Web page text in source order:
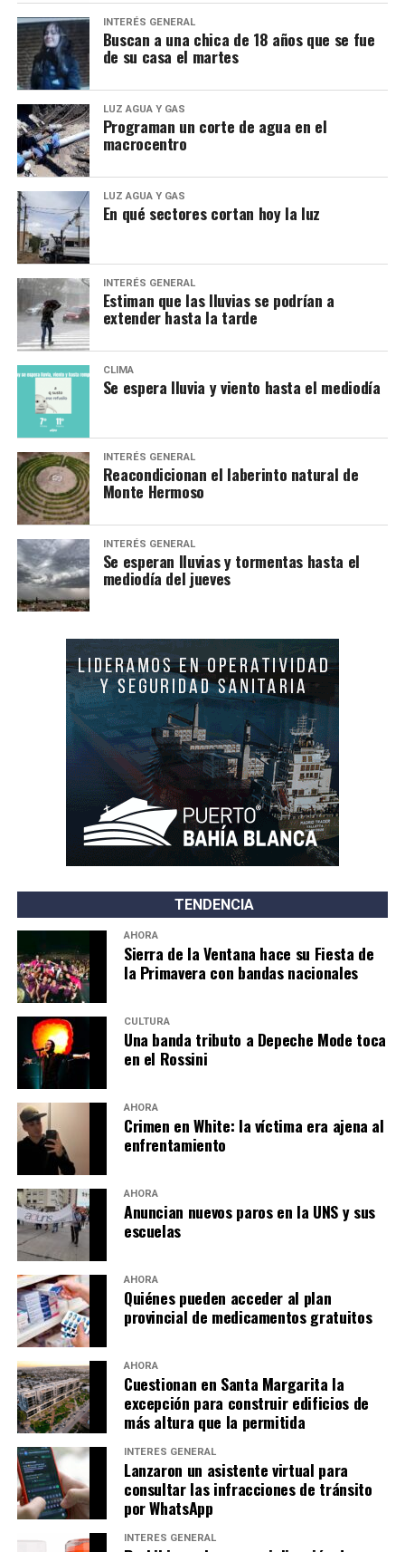
INTERÉS GENERAL
Buscan a una chica de 18 años que se fue
de su casa el martes
LUZ AGUA Y GAS
Programan un corte de agua en el
macrocentro
LUZ AGUA Y GAS
En qué sectores cortan hoy la luz
INTERÉS GENERAL
Estiman que las lluvias se podrían a
extender hasta la tarde
CLIMA
Se espera lluvia y viento hasta el mediodía
INTERÉS GENERAL
Reacondicionan el laberinto natural de
Monte Hermoso
INTERÉS GENERAL
Se esperan lluvias y tormentas hasta el
mediodía del jueves
TENDENCIA
AHORA
Sierra de la Ventana hace su Fiesta de
la Primavera con bandas nacionales
CULTURA
Una banda tributo a Depeche Mode toca
en el Rossini
AHORA
Crimen en White: la víctima era ajena al
enfrentamiento
AHORA
Anuncian nuevos paros en la UNS y sus
escuelas
AHORA
Quiénes pueden acceder al plan
provincial de medicamentos gratuitos
AHORA
Cuestionan en Santa Margarita la
excepción para construir edificios de
más altura que la permitida
INTERÉS GENERAL
Lanzaron un asistente virtual para
consultar las infracciones de tránsito
por WhatsApp
INTERÉS GENERAL